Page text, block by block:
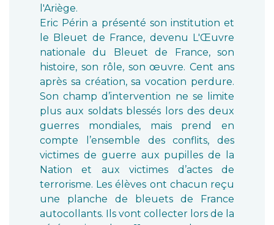
l'Ariège.
Eric Périn a présenté son institution et
le Bleuet de France, devenu L'Œuvre
nationale du Bleuet de France, son
histoire, son rôle, son œuvre. Cent ans
après sa création, sa vocation perdure.
Son champ d’intervention ne se limite
plus aux soldats blessés lors des deux
guerres mondiales, mais prend en
compte l’ensemble des conflits, des
victimes de guerre aux pupilles de la
Nation et aux victimes d’actes de
terrorisme. Les élèves ont chacun reçu
une planche de bleuets de France
autocollants. Ils vont collecter lors de la